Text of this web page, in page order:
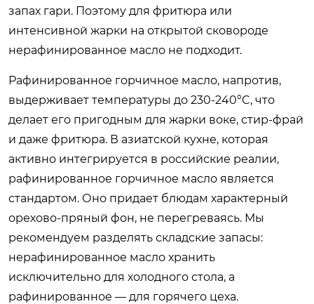
запах гари. Поэтому для фритюра или
интенсивной жарки на открытой сковороде
нерафинированное масло не подходит.
Рафинированное горчичное масло, напротив,
выдерживает температуры до 230-240°C, что
делает его пригодным для жарки воке, стир-фрай
и даже фритюра. В азиатской кухне, которая
активно интегрируется в российские реалии,
рафинированное горчичное масло является
стандартом. Оно придает блюдам характерный
орехово-пряный фон, не перегреваясь. Мы
рекомендуем разделять складские запасы:
нерафинированное масло хранить
исключительно для холодного стола, а
рафинированное — для горячего цеха.